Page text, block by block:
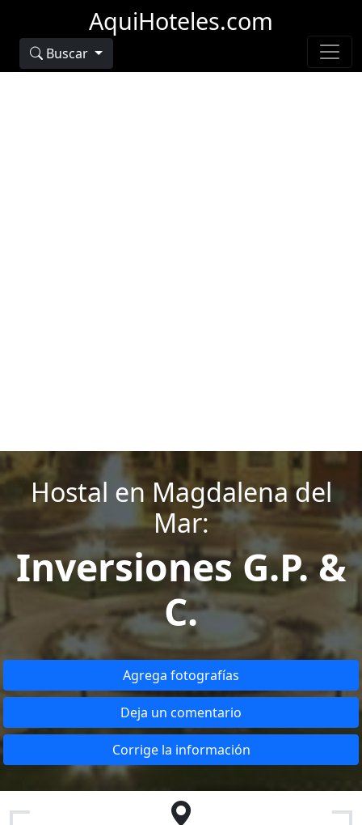
AquiHoteles.com
Buscar
Hostal en Magdalena del
Mar:
Inversiones G.P. &
C.
Agrega fotografías
Deja un comentario
Corrige la información